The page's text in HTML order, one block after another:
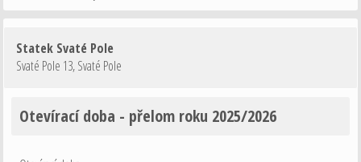
Statek Svaté Pole
Svaté Pole 13,Svaté Pole
Otevírací doba - přelom roku 2025/2026